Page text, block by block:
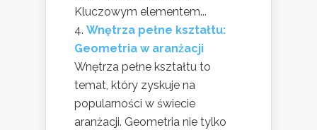
Kluczowym elementem...
Wnętrza pełne kształtu:
Geometria w aranżacji
Wnętrza pełne kształtu to
temat, który zyskuje na
popularności w świecie
aranżacji. Geometria nie tylko